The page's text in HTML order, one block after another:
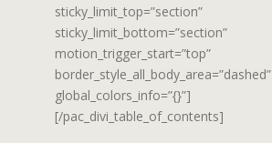
sticky_limit_top=”section”
sticky_limit_bottom=”section”
motion_trigger_start=”top”
border_style_all_body_area=”dashed”
global_colors_info=”{}”]
[/pac_divi_table_of_contents]